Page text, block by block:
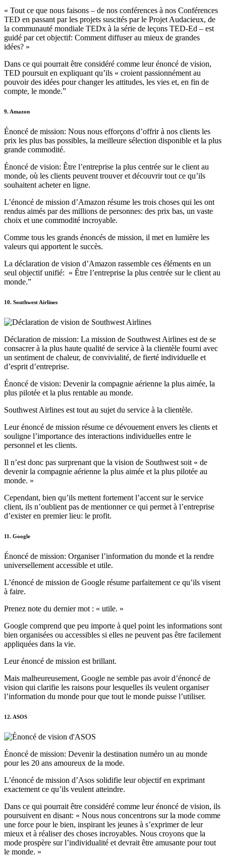
« Tout ce que nous faisons – de nos conférences à nos Conférences
TED en passant par les projets suscités par le Projet Audacieux, de
la communauté mondiale TEDx à la série de leçons TED-Ed – est
guidé par cet objectif: Comment diffuser au mieux de grandes
idées? »
Dans ce qui pourrait être considéré comme leur énoncé de vision,
TED poursuit en expliquant qu’ils « croient passionnément au
pouvoir des idées pour changer les attitudes, les vies et, en fin de
compte, le monde.”
9. Amazon
Énoncé de mission: Nous nous efforçons d’offrir à nos clients les
prix les plus bas possibles, la meilleure sélection disponible et la plus
grande commodité.
Énoncé de vision: Être l’entreprise la plus centrée sur le client au
monde, où les clients peuvent trouver et découvrir tout ce qu’ils
souhaitent acheter en ligne.
L’énoncé de mission d’Amazon résume les trois choses qui les ont
rendus aimés par des millions de personnes: des prix bas, un vaste
choix et une commodité incroyable.
Comme tous les grands énoncés de mission, il met en lumière les
valeurs qui apportent le succès.
La déclaration de vision d’Amazon rassemble ces éléments en un
seul objectif unifié: » Être l’entreprise la plus centrée sur le client au
monde.”
10. Southwest Airlines
Déclaration de mission: La mission de Southwest Airlines est de se
consacrer à la plus haute qualité de service à la clientèle fourni avec
un sentiment de chaleur, de convivialité, de fierté individuelle et
d’esprit d’entreprise.
Énoncé de vision: Devenir la compagnie aérienne la plus aimée, la
plus pilotée et la plus rentable au monde.
Southwest Airlines est tout au sujet du service à la clientèle.
Leur énoncé de mission résume ce dévouement envers les clients et
souligne l’importance des interactions individuelles entre le
personnel et les clients.
Il n’est donc pas surprenant que la vision de Southwest soit « de
devenir la compagnie aérienne la plus aimée et la plus pilotée au
monde. »
Cependant, bien qu’ils mettent fortement l’accent sur le service
client, ils n’oublient pas de mentionner ce qui permet à l’entreprise
d’exister en premier lieu: le profit.
11. Google
Énoncé de mission: Organiser l’information du monde et la rendre
universellement accessible et utile.
L’énoncé de mission de Google résume parfaitement ce qu’ils visent
à faire.
Prenez note du dernier mot : « utile. »
Google comprend que peu importe à quel point les informations sont
bien organisées ou accessibles si elles ne peuvent pas être facilement
appliquées dans la vie.
Leur énoncé de mission est brillant.
Mais malheureusement, Google ne semble pas avoir d’énoncé de
vision qui clarifie les raisons pour lesquelles ils veulent organiser
l’information du monde pour que tout le monde puisse l’utiliser.
12. ASOS
Énoncé de mission: Devenir la destination numéro un au monde
pour les 20 ans amoureux de la mode.
L’énoncé de mission d’Asos solidifie leur objectif en exprimant
exactement ce qu’ils veulent atteindre.
Dans ce qui pourrait être considéré comme leur énoncé de vision, ils
poursuivent en disant: « Nous nous concentrons sur la mode comme
une force pour le bien, inspirant les jeunes à s’exprimer de leur
mieux et à réaliser des choses incroyables. Nous croyons que la
mode prospère sur l’individualité et devrait être amusante pour tout
le monde. »